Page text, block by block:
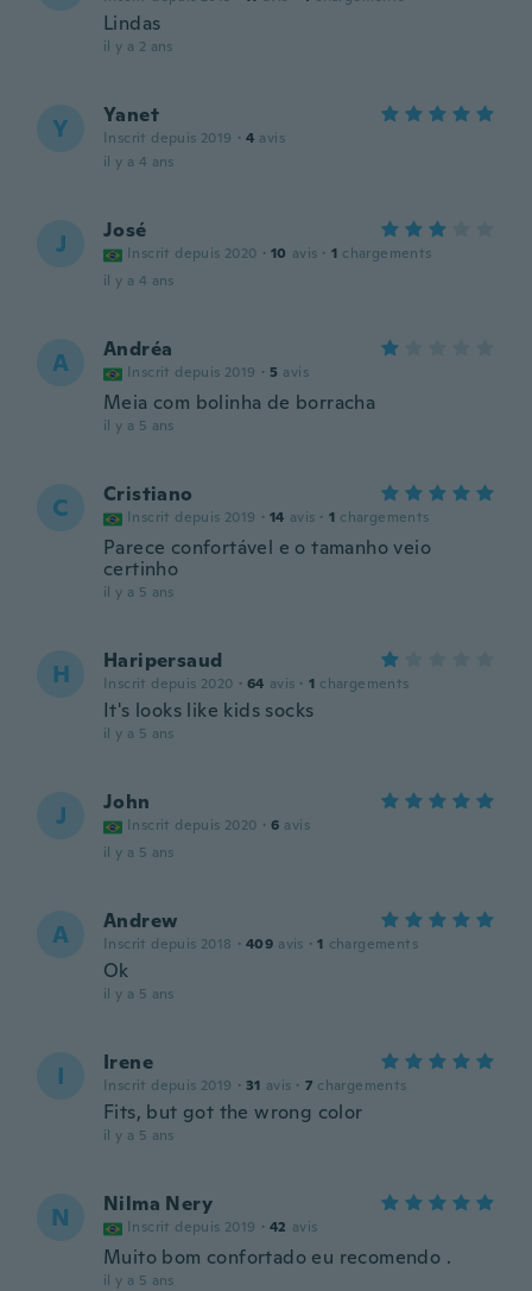
Lindas
il y a 2 ans
Y Yanet
Inscrit depuis 2019 · 4 avis
il y a 4 ans
J José
Inscrit depuis 2020 · 10 avis · 1 chargements
il y a 4 ans
A Andréa
Inscrit depuis 2019 · 5 avis
Meia com bolinha de borracha
il y a 5 ans
C Cristiano
Inscrit depuis 2019 · 14 avis · 1 chargements
Parece confortável e o tamanho veio
certinho
il y a 5 ans
H Haripersaud
Inscrit depuis 2020 · 64 avis · 1 chargements
It's looks like kids socks
il y a 5 ans
J John
Inscrit depuis 2020 · 6 avis
il y a 5 ans
A Andrew
Inscrit depuis 2018 · 409 avis · 1 chargements
Ok
il y a 5 ans
I Irene
Inscrit depuis 2019 · 31 avis · 7 chargements
Fits, but got the wrong color
il y a 5 ans
N Nilma Nery
Inscrit depuis 2019 · 42 avis
Muito bom confortado eu recomendo .
il y a 5 ans